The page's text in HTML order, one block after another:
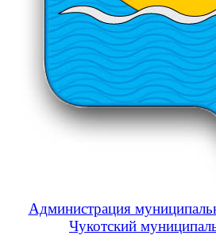
Администрация
Чукотский